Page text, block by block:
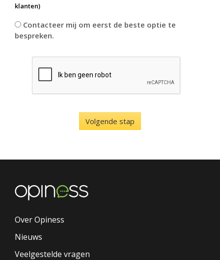
klanten)
Contacteer mij om eerst de beste optie te
bespreken.
Over Opiness
Nieuws
Veelgestelde vragen